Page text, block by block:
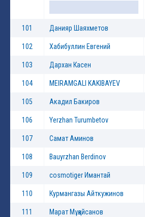
101 Данияр Шаяхметов
102 Хабибуллин Евгений
103 Дархан Касен
104 MEIRAMGALI KAKIBAYEV
105 Акадил Бакиров
106 Yerzhan Turumbetov
107 Самат Аминов
108 Bauyrzhan Berdinov
109 cosmotiger Имантай
110 Курмангазы Айткужинов
111 Марат Мұқайсанов